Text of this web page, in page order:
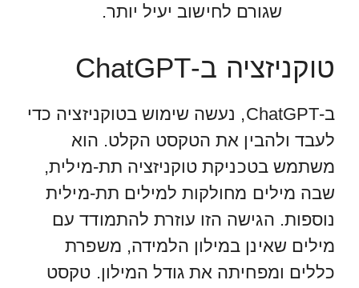
שגורם לחישוב יעיל יותר.
טוקניזציה ב-ChatGPT
ב-ChatGPT, נעשה שימוש בטוקניזציה כדי
לעבד ולהבין את הטקסט הקלט. הוא
משתמש בטכניקת טוקניזציה תת-מילית,
שבה מילים מחולקות למילים תת-מילית
נוספות. הגישה הזו עוזרת להתמודד עם
מילים שאינן במילון הלמידה, משפרת
כללים ומפחיתה את גודל המילון. טקסט